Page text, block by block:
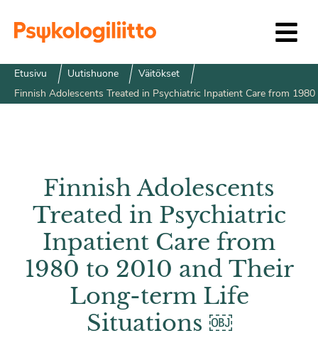
Etusivu Uutishuone
Väitökset
Finnish Adolescents Treated in Psychiatric Inpatient Care from
Finnish Adolescents
Treated in Psychiatric
Inpatient Care from
1980 to 2010 and Their
Long-term Life
Situations ￼